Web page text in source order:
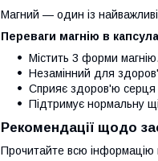
Магний — один із
Переваги магнію в
Містить 3 форми магнію.
Незамінний для
Сприяє здоров'ю серця
Підтримує нормальну
Рекомендації щодо
Прочитайте всю інформацію